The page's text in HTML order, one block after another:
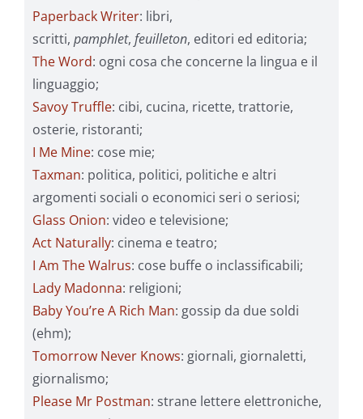
Paperback Writer: libri,
scritti, pamphlet, feuilleton, editori ed editoria;
The Word: ogni cosa che concerne la lingua e il
linguaggio;
Savoy Truffle: cibi, cucina, ricette, trattorie,
osterie, ristoranti;
I Me Mine: cose mie;
Taxman: politica, politici, politiche e altri
argomenti sociali o economici seri o seriosi;
Glass Onion: video e televisione;
Act Naturally: cinema e teatro;
I Am The Walrus: cose buffe o inclassificabili;
Lady Madonna: religioni;
Baby You’re A Rich Man: gossip da due soldi
(ehm);
Tomorrow Never Knows: giornali, giornaletti,
giornalismo;
Please Mr Postman: strane lettere elettroniche,